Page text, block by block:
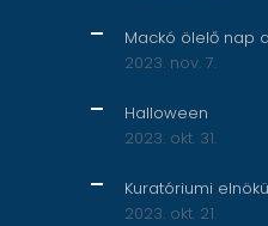
Mackó ölelő nap
2023. nov. 7.
Halloween
2023. okt. 31.
Kuratóriumi
2023. okt. 21.